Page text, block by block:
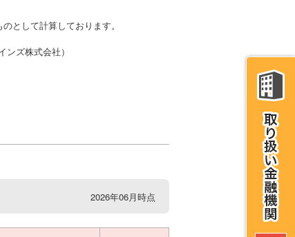
として計算しております。
ズ株式会社）
2026年06月時点